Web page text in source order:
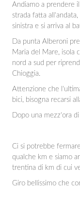
Andiamo a prendere
strada fatta
sinistra e si arriva al
Da punta Alberoni
Maria del Mare, isola
nord a sud per
Chioggia.
Attenzione che
bici, bisogna recarsi
Dopo una mezz'ora
Ci si potrebbe
qualche km e siamo
trentina di km di cui
Giro bellissimo che